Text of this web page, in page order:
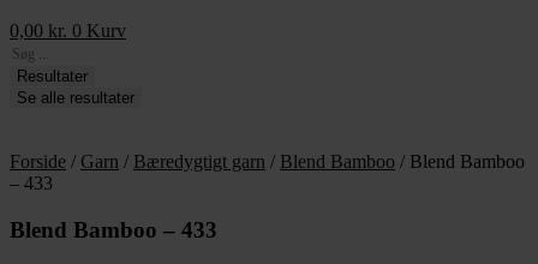
0,00 kr. 0 Kurv
Search
...Resultater
Se alle resultater
Forside / Garn / Bæredygtigt garn / Blend Bamboo / Blend Bamboo
– 433
Blend Bamboo – 433